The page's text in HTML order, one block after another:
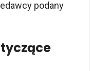
podany